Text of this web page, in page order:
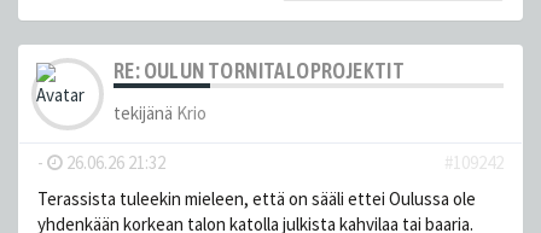
RE: OULUN TORNITALOPROJEKTIT
tekijänä Krio
- 26.06.26 21:32
#109242
Terassista tuleekin mieleen, että on sääli ettei Oulussa ole
yhdenkään korkean talon katolla julkista kahvilaa tai baaria.